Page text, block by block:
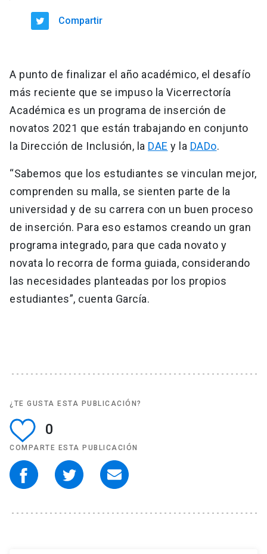
Compartir
A punto de finalizar el año académico, el desafío
más reciente que se impuso la Vicerrectoría
Académica es un programa de inserción de
novatos 2021 que están trabajando en conjunto
la Dirección de Inclusión, la DAE y la DADo.
“Sabemos que los estudiantes se vinculan mejor,
comprenden su malla, se sienten parte de la
universidad y de su carrera con un buen proceso
de inserción. Para eso estamos creando un gran
programa integrado, para que cada novato y
novata lo recorra de forma guiada, considerando
las necesidades planteadas por los propios
estudiantes”, cuenta García.
¿TE GUSTA ESTA PUBLICACIÓN?
0
COMPARTE ESTA PUBLICACIÓN